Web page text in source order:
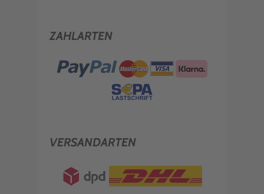
ZAHLARTEN
VERSANDARTEN